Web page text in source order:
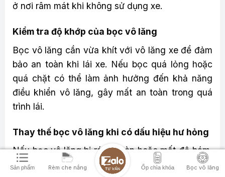
ở nơi râm mát khi không sử dụng xe.
Kiểm tra độ khớp của bọc vô lăng
Bọc vô lăng cần vừa khít với vô lăng xe để đảm
bảo an toàn khi lái xe. Nếu bọc quá lỏng hoặc
quá chặt có thể làm ảnh hưởng đến khả năng
điều khiển vô lăng, gây mất an toàn trong quá
trình lái.
Thay thế bọc vô lăng khi có dấu hiệu hư hỏng
Nếu bọc vô lăng bị rách, mòn hoặc mất độ bám,
bạn nên thay thế ngay để đảm bảo sự thoải mái
Sản phẩm Rèm che nắng Ốp chìa khóa Bọc vô lăng